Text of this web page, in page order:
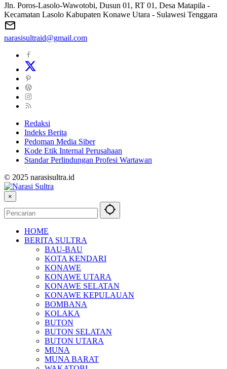
Jln. Poros-Lasolo-Wawotobi, Dusun 01, RT 01, Desa Matapila -
Kecamatan Lasolo Kabupaten Konawe Utara - Sulawesi Tenggara
narasisultraid@gmail.com
Redaksi
Indeks Berita
Pedoman Media Siber
Kode Etik Internal Perusahaan
Standar Perlindungan Profesi Wartawan
© 2025 narasisultra.id
×
HOME
BERITA SULTRA
BAU-BAU
KOTA KENDARI
KONAWE
KONAWE UTARA
KONAWE SELATAN
KONAWE KEPULAUAN
BOMBANA
KOLAKA
BUTON
BUTON SELATAN
BUTON UTARA
MUNA
MUNA BARAT